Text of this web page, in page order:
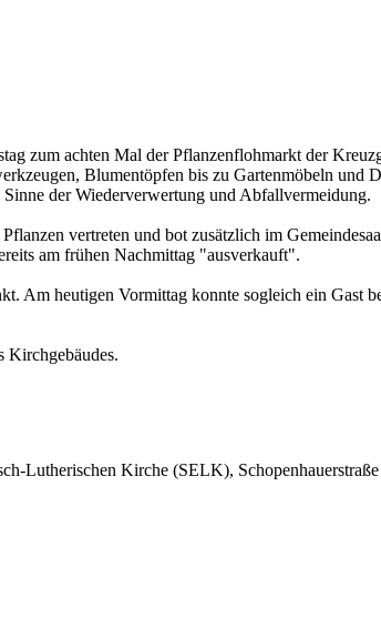
zum achten Mal der Pflanzenflohmarkt der
Blumentöpfen bis zu Gartenmöbeln und
der Wiederverwertung und Abfallvermeidung.
vertreten und bot zusätzlich im
am frühen Nachmittag "ausverkauft".
Am heutigen Vormittag konnte sogleich ein Gast
Kirchgebäudes.
Lutherischen Kirche (SELK),